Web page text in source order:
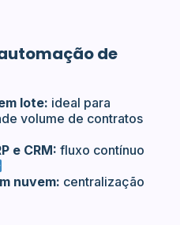
de
lote: ideal para
volume de contratos
e CRM: fluxo contínuo
nuvem: centralização